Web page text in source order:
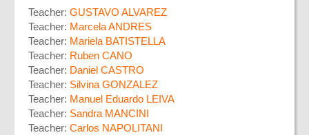
Teacher: GUSTAVO ALVAREZ
Teacher: Marcela ANDRES
Teacher: Mariela BATISTELLA
Teacher: Ruben CANO
Teacher: Daniel CASTRO
Teacher: Silvina GONZALEZ
Teacher: Manuel Eduardo LEIVA
Teacher: Sandra MANCINI
Teacher: Carlos NAPOLITANI